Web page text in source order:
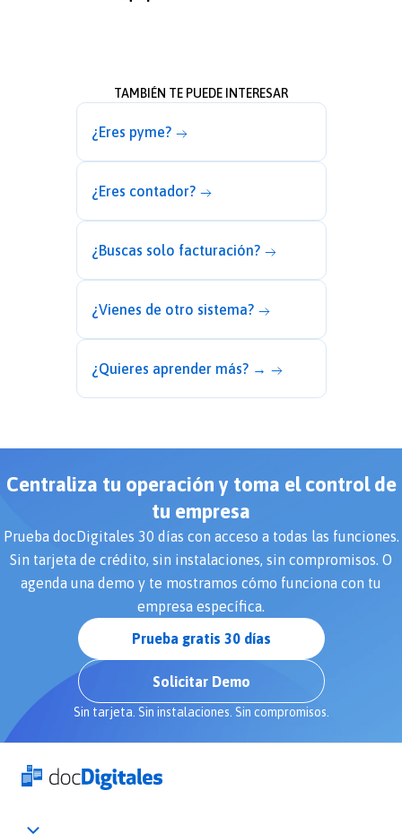
TAMBIÉN TE PUEDE INTERESAR
¿Eres pyme?
¿Eres contador?
¿Buscas solo facturación?
¿Vienes de otro sistema?
¿Quieres aprender más? →
Centraliza tu operación y toma el control de
tu empresa
Prueba docDigitales 30 días con acceso a todas las funciones.
Sin tarjeta de crédito, sin instalaciones, sin compromisos. O
agenda una demo y te mostramos cómo funciona con tu
empresa específica.
Prueba gratis 30 días
Solicitar Demo
Sin tarjeta. Sin instalaciones. Sin compromisos.